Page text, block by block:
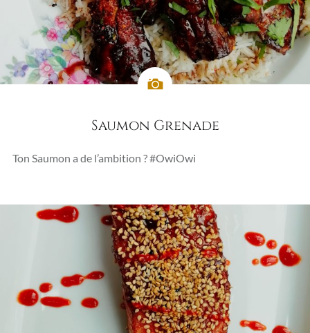
Saumon Grenade
Ton Saumon a de l’ambition ? #OwiOwi